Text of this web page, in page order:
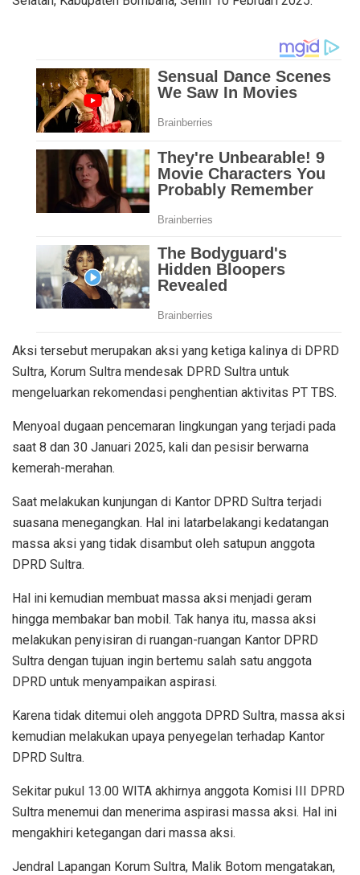
Aksi tersebut merupakan aksi yang ketiga kalinya di DPRD
Sultra, Korum Sultra mendesak DPRD Sultra untuk
mengeluarkan rekomendasi penghentian aktivitas PT TBS.
Menyoal dugaan pencemaran lingkungan yang terjadi pada
saat 8 dan 30 Januari 2025, kali dan pesisir berwarna
kemerah-merahan.
Saat melakukan kunjungan di Kantor DPRD Sultra terjadi
suasana menegangkan. Hal ini latarbelakangi kedatangan
massa aksi yang tidak disambut oleh satupun anggota
DPRD Sultra.
Hal ini kemudian membuat massa aksi menjadi geram
hingga membakar ban mobil. Tak hanya itu, massa aksi
melakukan penyisiran di ruangan-ruangan Kantor DPRD
Sultra dengan tujuan ingin bertemu salah satu anggota
DPRD untuk menyampaikan aspirasi.
Karena tidak ditemui oleh anggota DPRD Sultra, massa aksi
kemudian melakukan upaya penyegelan terhadap Kantor
DPRD Sultra.
Sekitar pukul 13.00 WITA akhirnya anggota Komisi III DPRD
Sultra menemui dan menerima aspirasi massa aksi. Hal ini
mengakhiri ketegangan dari massa aksi.
Jendral Lapangan Korum Sultra, Malik Botom mengatakan,